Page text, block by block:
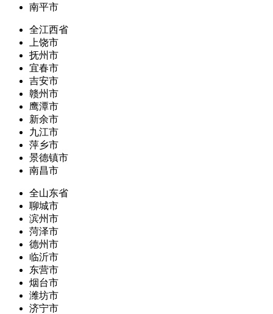
南平市
全江西省
上饶市
抚州市
宜春市
吉安市
赣州市
鹰潭市
新余市
九江市
萍乡市
景德镇市
南昌市
全山东省
聊城市
滨州市
菏泽市
德州市
临沂市
东营市
烟台市
潍坊市
济宁市